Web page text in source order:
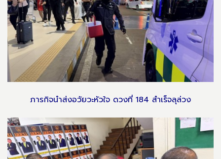
ภารกิจนำส่งอวัยวะหัวใจ ดวงที่ 184 สำเร็จลุล่วง